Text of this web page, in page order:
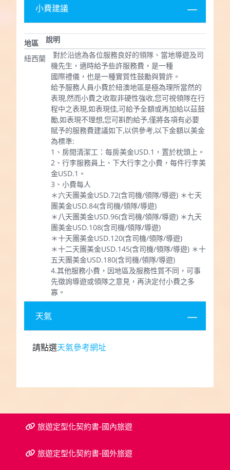
小費建議
地區
說明
紐西蘭
對於沿途為各位服務良好的領隊、當地導遊及司
機先生，適時給予些許服務費，是一種
國際禮儀，也是一種實質性鼓勵與贊許。
給予服務人員小費於紐澳地區是極為理所當然的
表現,然而小費之收取非硬性強收,您可視領隊在行
程中之表現,如表現佳,可給予全額或再加給以茲鼓
勵,如表現不理想,您可斟酌給予,僅將各項有必要
賦予的服務費建議如下,以供參考,以下金額以美金
為標準:
1、房間清潔工：每房美金USD.1，置於枕頭上。
2、行李服務員上、下大行李之小費，每件行李美
金USD.1。
3、小費每人
＊六天團美金USD.72(含司機/領隊/導遊) ＊七天
團美金USD.84(含司機/領隊/導遊)
＊八天團美金USD.96(含司機/領隊/導遊) ＊九天
團美金USD.108(含司機/領隊/導遊)
＊十天團美金USD.120(含司機/領隊/導遊)
＊十二天團美金USD.145(含司機/領隊/導遊) ＊十
五天團美金USD.180(含司機/領隊/導遊)
4.其他服務小費，因地區及服務性質不同，可事
先徵詢導遊或領隊之意見，再決定付小費之多
寡。
天氣
請點選天氣參考網址
旅遊定型化契約書-國內旅遊
旅遊定型化契約書-國外旅遊